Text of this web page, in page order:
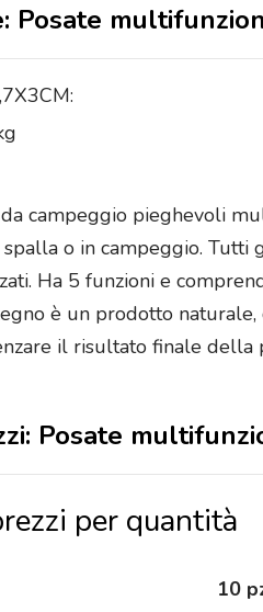
Posate
campeggio pieghevoli
spalla o in campeggio.
Ha 5 funzioni e
è un prodotto
il risultato finale della
Posate
per quantità
10